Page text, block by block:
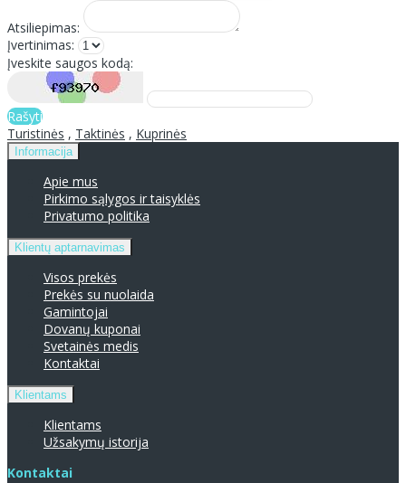
Atsiliepimas:
Įvertinimas:
Įveskite saugos kodą:
Rašyti
Turistinės , Taktinės , Kuprinės
Informacija
Apie mus
Pirkimo sąlygos ir taisyklės
Privatumo politika
Klientų aptarnavimas
Visos prekės
Prekės su nuolaida
Gamintojai
Dovanų kuponai
Svetainės medis
Kontaktai
Klientams
Klientams
Užsakymų istorija
Kontaktai